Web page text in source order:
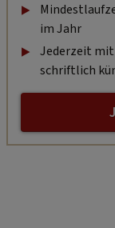
im Jahr
Jederzeit
schriftlich